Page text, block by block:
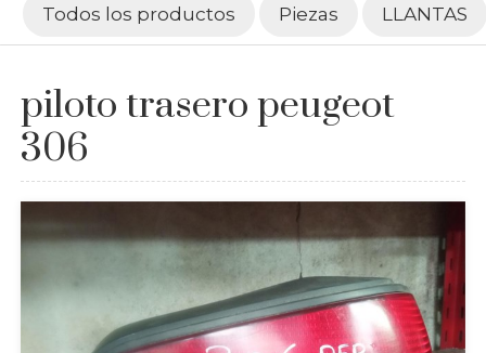
Todos los productos Piezas LLANTAS
piloto trasero peugeot
306